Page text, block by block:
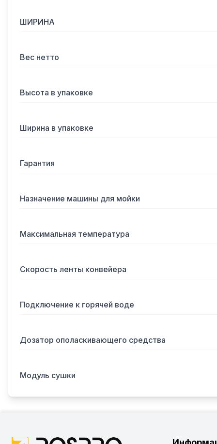
ШИРИНА
Вес нетто
Высота в упаковке
Ширина в упаковке
Гарантия
Назначение машины для мойки
Максимальная температура
Скорость ленты конвейера
Подключение к горячей воде
Дозатор ополаскивающего средства
Модуль сушки